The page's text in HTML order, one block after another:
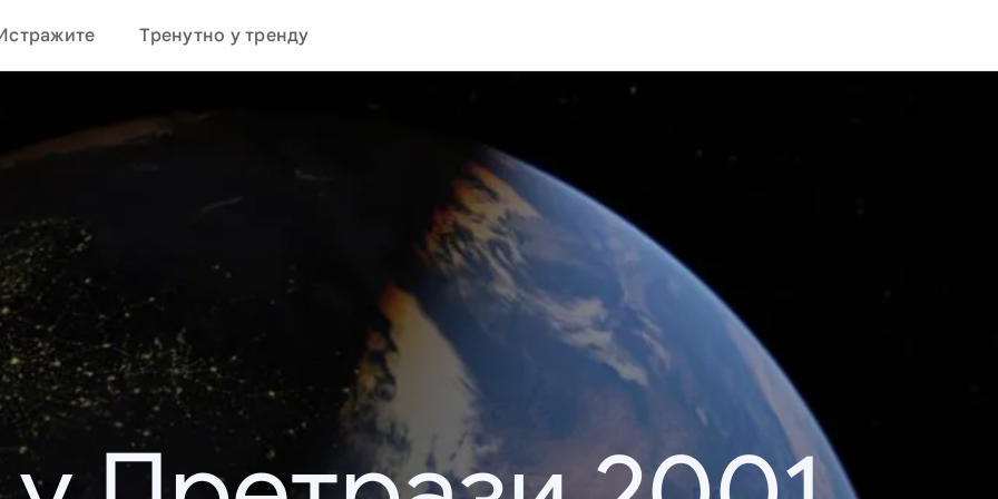
Тренутно у тренду